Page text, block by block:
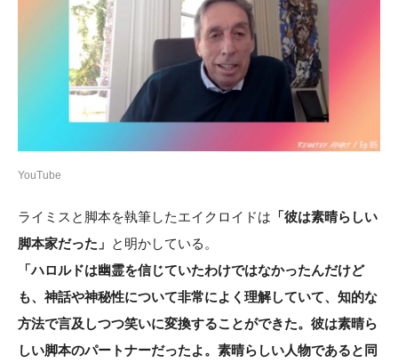
YouTube
ライミスと脚本を執筆したエイクロイドは 「彼は素晴らしい
脚本家だった」 と明かしている。
「ハロルドは幽霊を信じていたわけではなかったんだけど
も、神話や神秘性について非常によく理解していて、知的な
方法で言及しつつ笑いに変換することができた。彼は素晴ら
しい脚本のパートナーだったよ。素晴らしい人物であると同